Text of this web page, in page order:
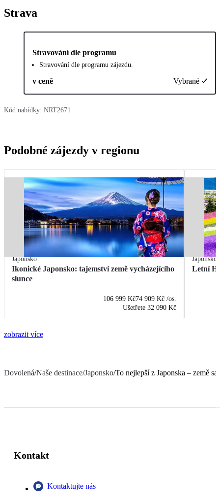
Strava
Stravování dle programu
Stravování dle programu zájezdu.
v ceně Vybrané
Kód nabídky: NRT2671
Podobné zájezdy v regionu
Japonsko
Ikonické Japonsko: tajemství země vycházejícího
slunce
106 999 Kč74 909 Kč /os.
Ušetřete 32 090 Kč
Japonsko
Letní
zobrazit více
Dovolená/Naše destinace/Japonsko/To nejlepší z Japonska – země
Kontakt
Kontaktujte nás